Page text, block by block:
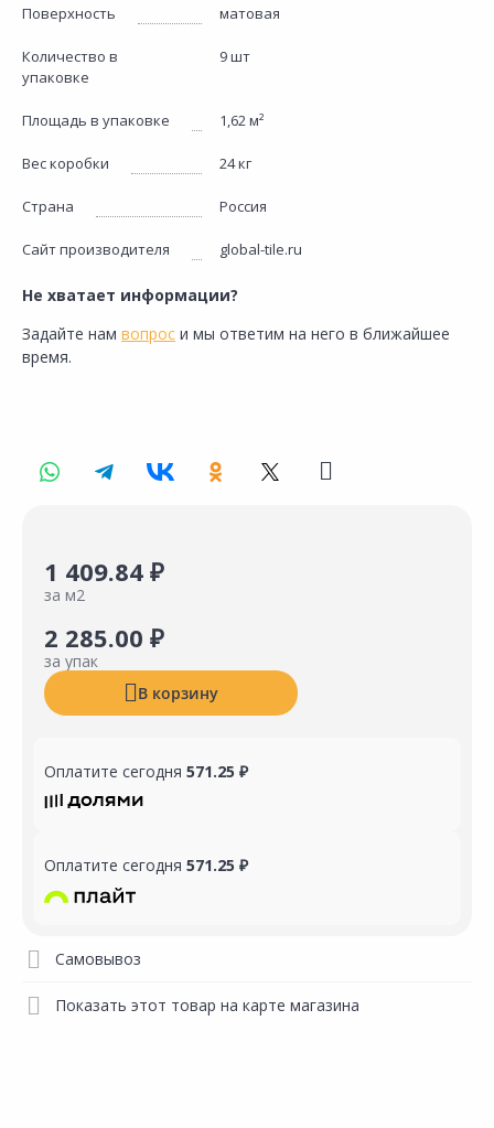
Поверхность матовая
Количество в
упаковке
9 шт
Площадь в упаковке 1,62 м²
Вес коробки 24 кг
Страна Россия
Сайт производителя global-tile.ru
Не хватает информации?
Задайте нам вопрос и мы ответим на него в ближайшее
время.
1 409.84 ₽
за м2
2 285.00 ₽
за упак
В корзину
Оплатите сегодня 571.25 ₽
Оплатите сегодня 571.25 ₽
Самовывоз
Показать этот товар на карте магазина